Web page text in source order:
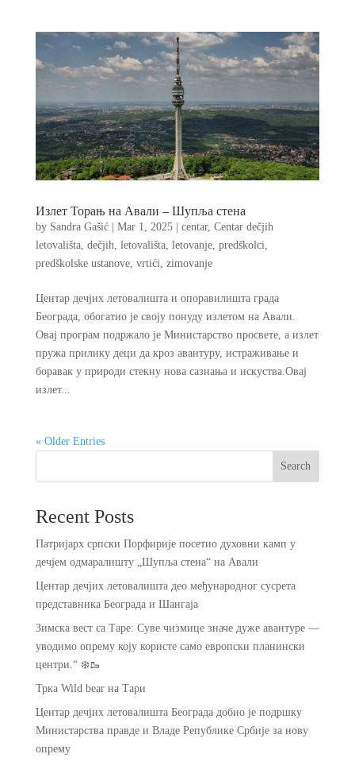
Излет Торањ на Авали – Шупља стена
by Sandra Gašić| Mar 1, 2025| centar, Centar dečjih
letovališta, dečjih, letovališta, letovanje, predškolci,
predškolske ustanove, vrtići, zimovanje
Центар дечјих летовалишта и опоравилишта града
Београда, обогатио је своју понуду излетом на Авали.
Овај програм подржало је Министарство просвете, а излет
пружа прилику деци да кроз авантуру, истраживање и
боравак у природи стекну нова сазнања и искуства.Овај
излет...
« Older Entries
Search
Recent Posts
Патријарх српски Порфирије посетио духовни камп у
дечјем одмаралишту „Шупља стена“ на Авали
Центар дечјих летовалишта део међународног сусрета
представника Београда и Шангаја
Зимска вест са Таре: Суве чизмице значе дуже авантуре —
уводимо опрему коју користе само европски планински
центри.“ ❄️🥾
Трка Wild bear на Тари
Центар дечјих летовалишта Београда добио је подршку
Министарства правде и Владе Републике Србије за нову
опрему